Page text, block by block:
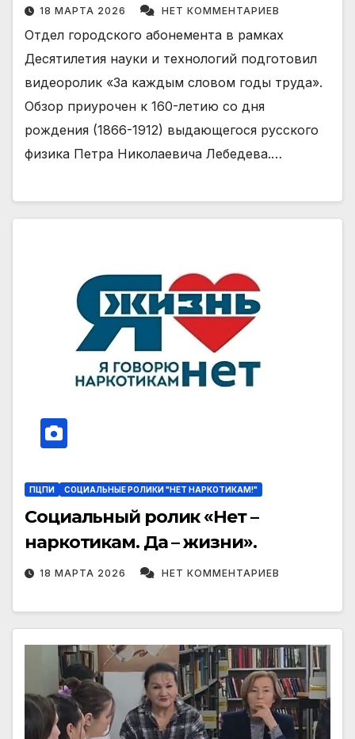
18 МАРТА 2026 НЕТ КОММЕНТАРИЕВ
Отдел городского абонемента в рамках
Десятилетия науки и технологий подготовил
видеоролик «За каждым словом годы труда».
Обзор приурочен к 160-летию со дня
рождения (1866-1912) выдающегося русского
физика Петра Николаевича Лебедева.…
ПЦПИ СОЦИАЛЬНЫЕ РОЛИКИ "НЕТ НАРКОТИКАМ!"
Социальный ролик «Нет –
наркотикам. Да – жизни».
18 МАРТА 2026 НЕТ КОММЕНТАРИЕВ